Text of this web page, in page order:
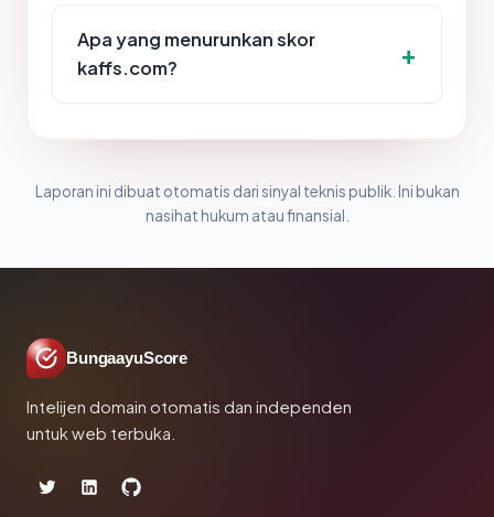
Apa yang menurunkan skor
kaffs.com?
Laporan ini dibuat otomatis dari sinyal teknis publik. Ini bukan
nasihat hukum atau finansial.
BungaayuScore
Intelijen domain otomatis dan independen
untuk web terbuka.